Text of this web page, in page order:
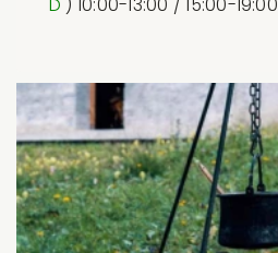
D ) 10:00-13:00 / 15:00-19:00